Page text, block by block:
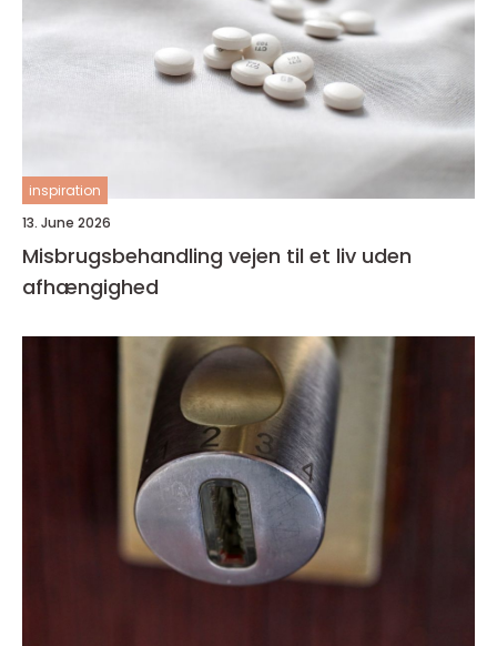
inspiration
13. June 2026
Misbrugsbehandling vejen til et liv uden
afhængighed